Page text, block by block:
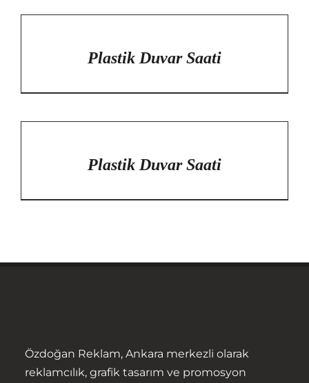
Plastik Duvar Saati
Plastik Duvar Saati
Özdoğan Reklam, Ankara merkezli olarak
reklamcılık, grafik tasarım ve promosyon